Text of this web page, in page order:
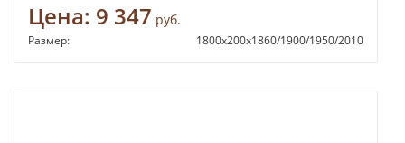
Цена: 9 347 руб.
Размер: 1800х200х1860/1900/1950/2010